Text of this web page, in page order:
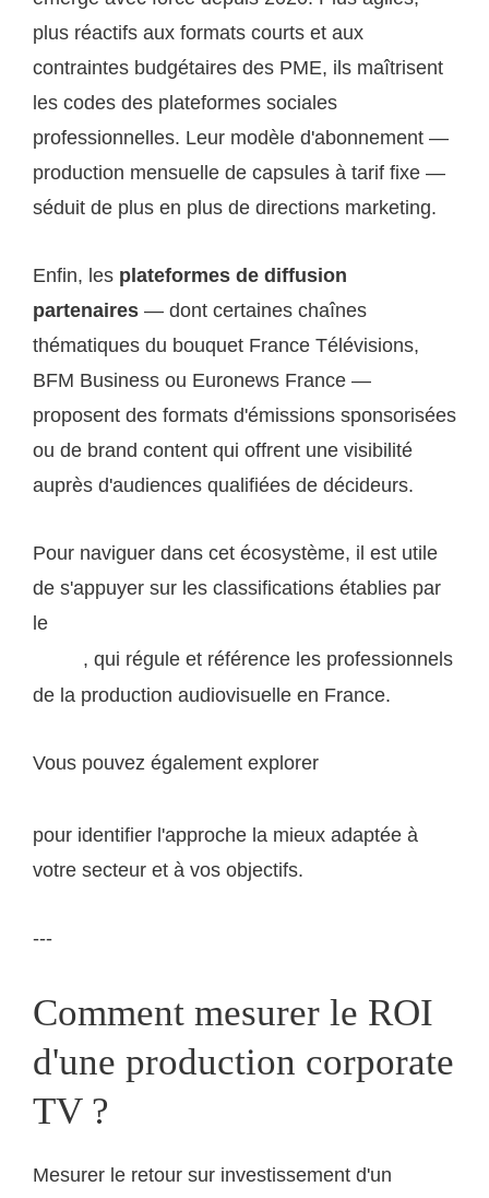
plus réactifs aux formats courts et aux
contraintes budgétaires des PME, ils maîtrisent
les codes des plateformes sociales
professionnelles. Leur modèle d'abonnement —
production mensuelle de capsules à tarif fixe —
séduit de plus en plus de directions marketing.
Enfin, les plateformes de diffusion
partenaires — dont certaines chaînes
thématiques du bouquet France Télévisions,
BFM Business ou Euronews France —
proposent des formats d'émissions sponsorisées
ou de brand content qui offrent une visibilité
auprès d'audiences qualifiées de décideurs.
Pour naviguer dans cet écosystème, il est utile
de s'appuyer sur les classifications établies par
le
, qui régule et référence les professionnels
de la production audiovisuelle en France.
Vous pouvez également explorer
pour identifier l'approche la mieux adaptée à
votre secteur et à vos objectifs.
---
Comment mesurer le ROI
d'une production corporate
TV ?
Mesurer le retour sur investissement d'un